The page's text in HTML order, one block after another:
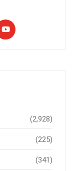
(2,928)
(225)
(341)